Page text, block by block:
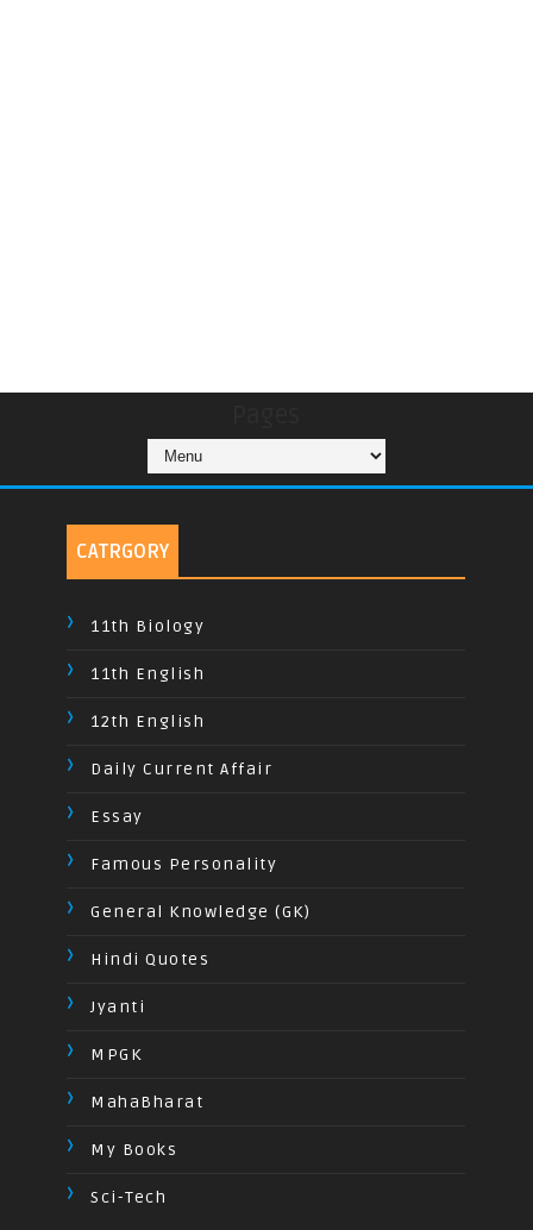
CATRGORY
11th Biology
11th English
12th English
Daily Current Affair
Essay
Famous Personality
General Knowledge (GK)
Hindi Quotes
Jyanti
MPGK
MahaBharat
My Books
Sci-Tech